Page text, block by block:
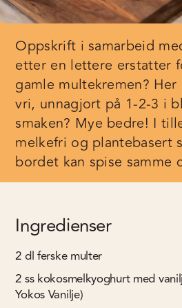
Oppskrift i samarbeid
etter en lettere erstatter
gamle multekremen?
vri, unnagjort på 1-2-3 i
smaken? Mye bedre! I
melkefri og plantebasert
bordet kan spise samme
Ingredienser
2dlferske multer
2ss kokosmelkyoghurt med
Yokos Vanilje)